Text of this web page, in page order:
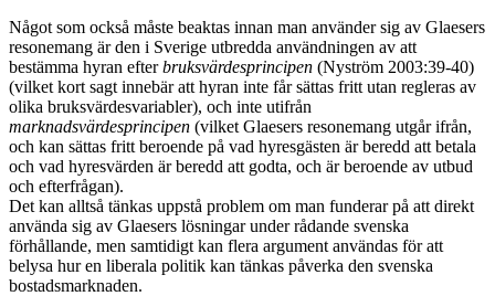
Något som också måste beaktas innan man använder sig av Glaesers
resonemang är den i Sverige utbredda användningen av att
bestämma hyran efterbruksvärdesprincipen (Nyström 2003:39-40)
(vilket kort sagt innebär att hyran inte får sättas fritt utan regleras av
olika bruksvärdesvariabler), och inte utifrån
marknadsvärdesprincipen (vilket Glaesers resonemang utgår ifrån,
och kan sättas fritt beroende på vad hyresgästen är beredd att betala
och vad hyresvärden är beredd att godta, och är beroende av utbud
och efterfrågan).
Det kan alltså tänkas uppstå problem om man funderar på att direkt
använda sig av Glaesers lösningar under rådande svenska
förhållande, men samtidigt kan flera argument användas för att
belysa hur en liberala politik kan tänkas påverka den svenska
bostadsmarknaden.